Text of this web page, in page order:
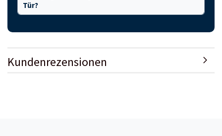
Tür?
Kundenrezensionen